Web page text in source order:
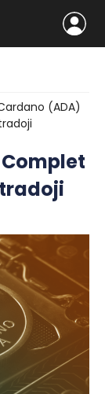
(ADA)